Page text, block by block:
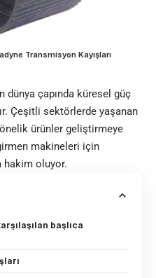
Transmisyon Kayışları
dünya çapında küresel güç
Çeşitli sektörlerde yaşanan
ürünler geliştirmeye
makineleri için
hakim oluyor.
başlıca